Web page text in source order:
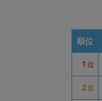
順位
1 位
2位